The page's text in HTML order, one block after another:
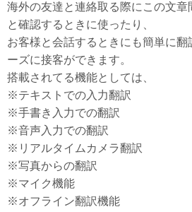
海外の友達と連絡取る際にこの文章
と確認するときに使ったり、
お客様と会話するときにも簡単に
ーズに接客ができます。
搭載されてる機能としては、
※テキストでの入力翻訳
※手書き入力での翻訳
※音声入力での翻訳
※リアルタイムカメラ翻訳
※写真からの翻訳
※マイク機能
※オフライン翻訳機能